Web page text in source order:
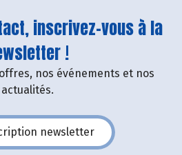
inscrivez-vous à la
!
nos événements et nos
actualités.
newsletter